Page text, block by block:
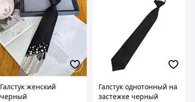
Галстук женский
черный
Галстук однотонный на
застежке черный